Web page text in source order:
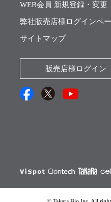
WEB会員 新規登録・変更
弊社販売店様ログインペ
サイトマップ
販売店様ログイン